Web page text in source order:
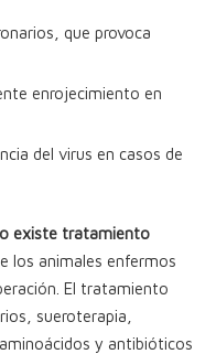
que provoca
enrojecimiento en
del virus en casos de
existe tratamiento
los animales enfermos
El tratamiento
sueroterapia,
y antibióticos